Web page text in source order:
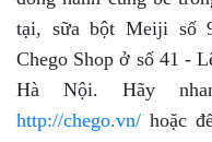
tại, sữa bột Meiji số
Chego Shop ở số 41 -
Hà Nội. Hãy
http://chego.vn/ hoặc